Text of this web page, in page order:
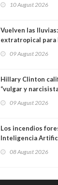
10 August 2026
Vuelven las
extratropical para
09 August 2026
Hillary Clinton
“vulgar y
casa. Y la está
09 August 2026
Los incendios
Inteligencia
Magister en
08 August 2026